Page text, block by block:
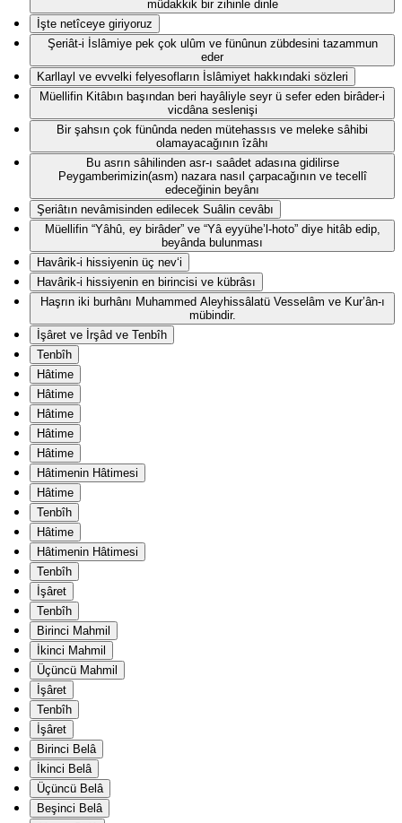
müdakkik bir zihinle dinle
İşte netîceye giriyoruz
Şeriât-i İslâmiye pek çok ulûm ve fünûnun zübdesini tazammun
eder
Karllayl ve evvelki felyesofların İslâmiyet hakkındaki sözleri
Müellifin Kitâbın başından beri hayâliyle seyr ü sefer eden birâder-i
vicdâna seslenişi
Bir şahsın çok fünûnda neden mütehassıs ve meleke sâhibi
olamayacağının îzâhı
Bu asrın sâhilinden asr-ı saâdet adasına gidilirse
Peygamberimizin(asm) nazara nasıl çarpacağının ve tecellî
edeceğinin beyânı
Şeriâtın nevâmisinden edilecek Suâlin cevâbı
Müellifin “Yâhû, ey birâder” ve “Yâ eyyühe’l-hoto” diye hitâb edip,
beyânda bulunması
Havârik-i hissiyenin üç nev‘i
Havârik-i hissiyenin en birincisi ve kübrâsı
Haşrın iki burhânı Muhammed Aleyhissâlatü Vesselâm ve Kur’ân-ı
mübindir.
İşâret ve İrşâd ve Tenbîh
Tenbîh
Hâtime
Hâtime
Hâtime
Hâtime
Hâtime
Hâtimenin Hâtimesi
Hâtime
Tenbîh
Hâtime
Hâtimenin Hâtimesi
Tenbîh
İşâret
Tenbîh
Birinci Mahmil
İkinci Mahmil
Üçüncü Mahmil
İşâret
Tenbîh
İşâret
Birinci Belâ
İkinci Belâ
Üçüncü Belâ
Beşinci Belâ